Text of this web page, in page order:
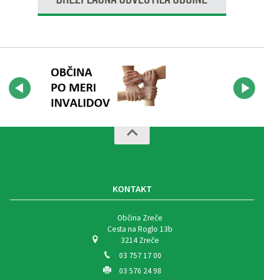
KONTAKT
Občina Zreče
Cesta na Roglo 13b
3214 Zreče
03 757 17 00
03 576 24 98